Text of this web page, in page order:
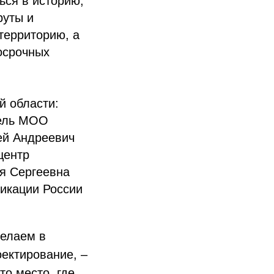
и
а
области:
МОО
Андреевич
Сергеевна
России
в
–